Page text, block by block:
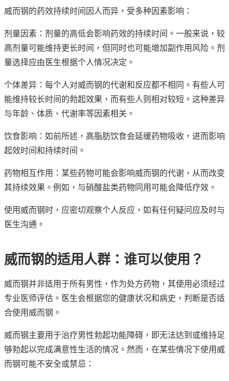
威而钢的药效持续时间因人而异，受多种因素影响：
剂量因素：剂量的高低会影响药效的持续时间。一般来说，较
高剂量可能维持更长时间，但同时也可能增加副作用风险。剂
量选择应由医生根据个人情况决定。
个体差异：每个人对威而钢的代谢和反应都不相同。有些人可
能维持较长时间的勃起效果，而有些人则相对较短。这种差异
与年龄、体质、代谢率等因素相关。
饮食影响：如前所述，高脂肪饮食会延缓药物吸收，进而影响
起效时间和持续时间。
药物相互作用：某些药物可能会影响威而钢的代谢，从而改变
其持续效果。例如，与硝酸盐类药物同用可能会降低疗效。
使用威而钢时，应密切观察个人反应，如有任何疑问应及时与
医生沟通。
威而钢的适用人群：谁可以使用？
威而钢并非适用于所有男性，作为处方药物，其使用必须经过
专业医师评估。医生会根据您的健康状况和病史，判断是否适
合使用威而钢。
威而钢主要用于治疗男性勃起功能障碍，即无法达到或维持足
够勃起以完成满意性生活的情况。然而，在某些情况下使用威
而钢可能不安全或禁忌：